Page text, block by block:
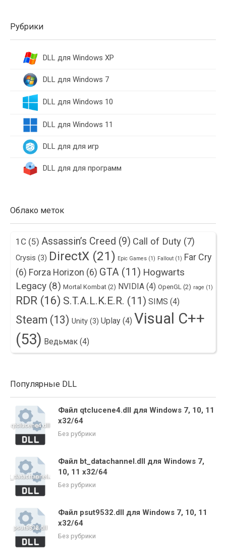
Рубрики
DLL для Windows XP
DLL для Windows 7
DLL для Windows 10
DLL для Windows 11
DLL для для игр
DLL для для программ
Облако меток
1С (5) Assassin’s Creed (9) Call of Duty (7)
Crysis (3) DirectX (21) Epic Games (1) Fallout (1) Far Cry
(6) Forza Horizon (6) GTA (11) Hogwarts
Legacy (8) Mortal Kombat (2) NVIDIA (4) OpenGL (2) rage (1)
RDR (16) S.T.A.L.K.E.R. (11) SIMS (4)
Steam (13) Unity (3) Uplay (4) Visual C++
(53) Ведьмак (4)
Популярные DLL
Файл qtclucene4.dll для Windows 7, 10, 11
x32/64
Без рубрики
Файл bt_datachannel.dll для Windows 7,
10, 11 x32/64
Без рубрики
Файл psut9532.dll для Windows 7, 10, 11
x32/64
Без рубрики